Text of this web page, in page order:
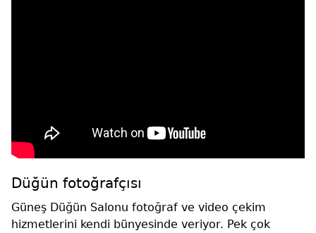
Düğün fotoğrafçısı
Güneş Düğün Salonu fotoğraf ve video çekim
hizmetlerini kendi bünyesinde veriyor. Pek çok